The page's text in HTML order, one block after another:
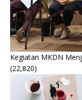
Kegiatan MKDN
(22,820)